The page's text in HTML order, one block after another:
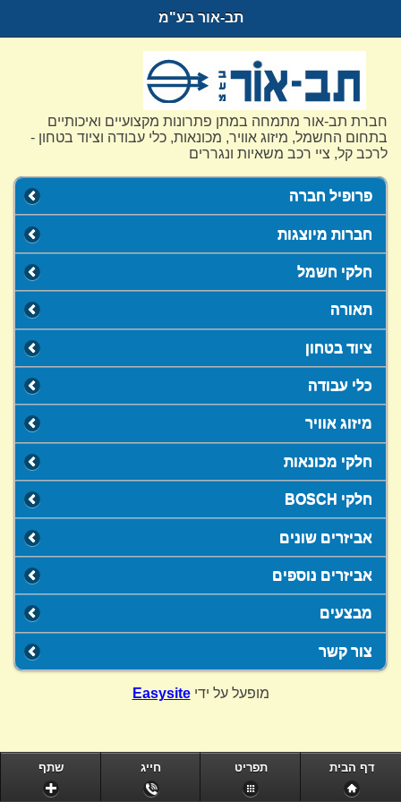
תב-אור בע"מ
חברת תב-אור מתמחה במתן פתרונות מקצועיים ואיכותיים
בתחום החשמל, מיזוג אוויר, מכונאות, כלי עבודה וציוד בטחון -
לרכב קל, ציי רכב משאיות ונגררים
פרופיל חברה
חברות מיוצגות
חלקי חשמל
תאורה
ציוד בטחון
כלי עבודה
מיזוג אוויר
חלקי מכונאות
חלקי BOSCH
אביזרים שונים
אביזרים נוספים
מבצעים
צור קשר
מופעל על ידיEasysite
שתף חייג תפריט דף הבית